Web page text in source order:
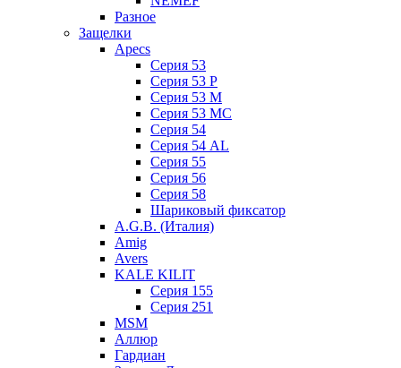
Разное
Защелки
Apecs
Серия 53
Серия 53 P
Серия 53 М
Серия 53 МC
Серия 54
Серия 54 AL
Серия 55
Серия 56
Серия 58
Шариковый фиксатор
A.G.B. (Италия)
Amig
Avers
KALE KILIT
Серия 155
Серия 251
MSM
Аллюр
Гардиан